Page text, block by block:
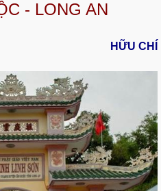
- LONG AN
HỮU CHÍ